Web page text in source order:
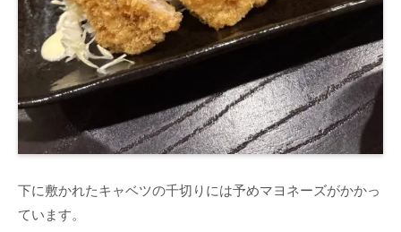
下に敷かれたキャベツの千切りには予めマヨネーズがかかっ
ています。